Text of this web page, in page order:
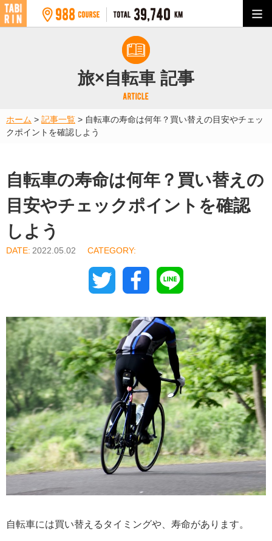
旅×自転車 記事
ホーム > 記事一覧 > 自転車の寿命は何年？買い替えの目安やチェッ
クポイントを確認しよう
自転車の寿命は何年？買い替えの
目安やチェックポイントを確認
しよう
2022.05.02
Twitter Facebook
自転車には買い替えるタイミングや、寿命があります。